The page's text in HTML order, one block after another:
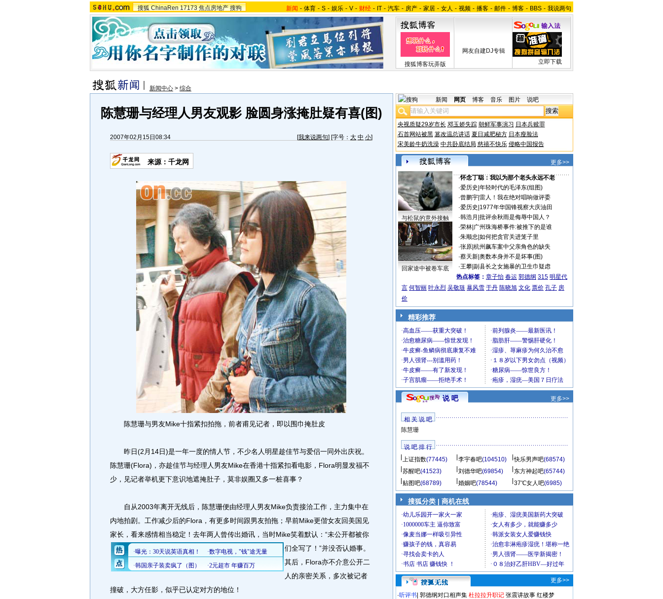
搜狐 ChinaRen 17173 焦点房地产 搜狗 新闻 - 体育 - S - 娱乐 - V - 财经 - IT - 汽车 - 房产 - 家居 - 女人 - 视频 - 播客 - 邮件 - 博客 - BBS - 我说两句
搜狐博客玩弄版
网友自建DJ专辑
立即下载
新闻中心 > 综合
陈慧珊与经理人男友观影 脸圆身涨掩肚疑有喜(图)
2007年02月15日08:34 [我来说两句] [字号： 大 中 小]
来源：千龙网
陈慧珊与男友Mike十指紧扣拍拖，前者甫见记者，即以围巾掩肚皮
昨日(2月14日)是一年一度的情人节，不少名人明星趁佳节与爱侣一同外出庆祝。
陈慧珊(Flora)，亦趁佳节与经理人男友Mike在香港十指紧扣看电影，Flora明显发福不
少，见记者举机更下意识地遮掩肚子，莫非娱圈又多一桩喜事？
自从2003年离开无线后，陈慧珊便由经理人男友Mike负责接洽工作，主力集中在
内地拍剧。工作减少后的Flora，有更多时间跟男友拍拖；早前Mike更偕女友回美国见
家长，看来感情相当稳定！去年两人曾传出婚讯，当时Mike笑着默认：“未公开都被你
们全写了！”并没否认婚事。
其后，Flora亦不介意公开二
人的亲密关系，多次被记者
撞破，大方任影，似乎已认定对方的地位！
新闻 网页 博客 音乐 图片 说吧
央视质疑29岁市长 邓玉娇失踪 朝鲜军事演习 日本兵赎罪
石首网站被黑 篡改温总讲话 夏日减肥秘方 日本瘦脸法
宋美龄牛奶洗澡 中共卧底结局 慈禧不快乐 侵略中国报告
更多>>
与松鼠的意外接触
回家途中被卷车底
·怀念丁聪：我以为那个老头永远不老
·爱历史 年轻时代的毛泽东(组图)
·曾鹏宇| 雷人！我在绝对唱响做评委
·爱历史 1977年华国锋视察大庆油田
·韩浩月 批评余秋雨是侮辱中国人？
·荣林| 广州珠海桥事件:被推下的是谁
·朱顺忠 如何把贪官关进笼子里
·张原| 杭州飙车案中父亲角色的缺失
·蔡天新| 奥数本身并不是坏事(图)
·王攀| 副县长之女施暴的卫生巾疑虑
热点标签： 章子怡 春运 郭德纲 315 明星代
言 何智丽 叶永烈 吴敬琏 暴风雪 于丹 陈晓旭 文化 票价 孔子 房
价
精彩推荐
说 吧 更多>>
相 关 说 吧
陈慧珊
说 吧 排 行
上证指数(77445) 李宇春吧(104510) 快乐男声吧(68574)
苏醒吧(41523) 刘德华吧(69854) 东方神起吧(65744)
贴图吧(68789) 婚姻吧(78544) 37℃女人吧(6985)
搜狐分类 | 商机在线
更多>>
·听评书 郭德纲对口相声集 杜拉拉升职记 张震讲故事 红楼梦